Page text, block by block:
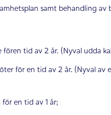
samt behandling
tid av 2 år. (Nyval udda
för en tid av 2 år. (Nyval av
en tid av 1 år;